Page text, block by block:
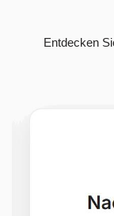
Entdecken